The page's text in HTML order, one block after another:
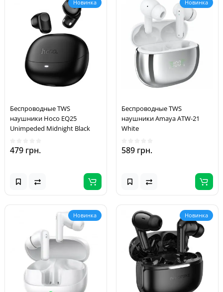
Новинка
Беспроводные TWS
наушники Hoco EQ25
Unimpeded Midnight Black
479 грн.
Новинка
Беспроводные TWS
наушники Amaya ATW-21
White
589 грн.
Новинка Новинка